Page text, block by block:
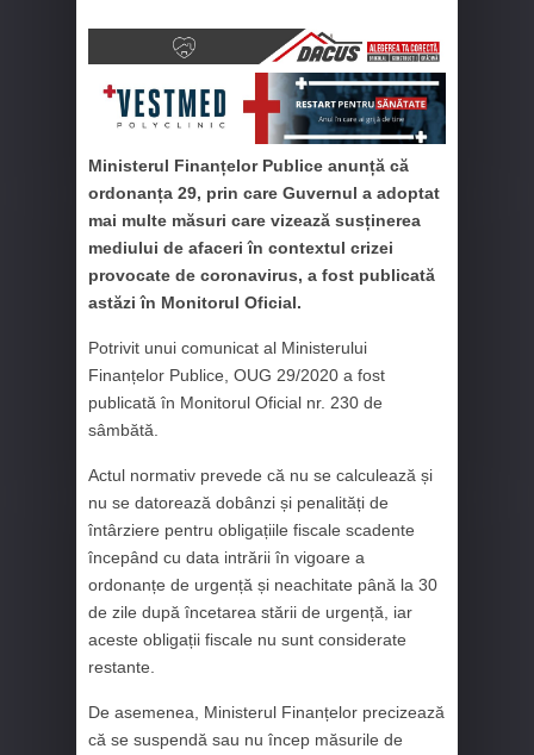
Ministerul Finanțelor Publice anunță că
ordonanța 29, prin care Guvernul a adoptat
mai multe măsuri care vizează susținerea
mediului de afaceri în contextul crizei
provocate de coronavirus, a fost publicată
astăzi în Monitorul Oficial.
Potrivit unui comunicat al Ministerului
Finanțelor Publice, OUG 29/2020 a fost
publicată în Monitorul Oficial nr. 230 de
sâmbătă.
Actul normativ prevede că nu se calculează și
nu se datorează dobânzi și penalități de
întârziere pentru obligațiile fiscale scadente
începând cu data intrării în vigoare a
ordonanțe de urgență și neachitate până la 30
de zile după încetarea stării de urgență, iar
aceste obligații fiscale nu sunt considerate
restante.
De asemenea, Ministerul Finanțelor precizează
că se suspendă sau nu încep măsurile de